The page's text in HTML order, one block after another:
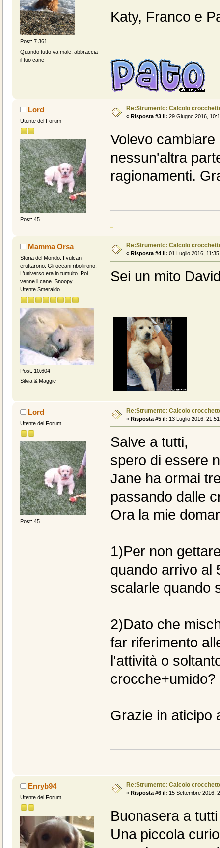
Post: 7.361
Quando tutto va male, abbraccia
il tuo cane
Katy, Franco e
Lord
Utente del Forum
Post: 45
Re:Strumento: Calcolo
« Risposta #3 il: 29 Giugno 2016,
Volevo
nessun'altra
ragionamenti.
Mamma Orsa
Storia del Mondo. I vulcani
eruttarono. Gli oceani ribollirono.
L’universo era in tumulto. Poi
venne il cane. Snoopy
Utente Smeraldo
Post: 10.604
Silvia & Maggie
Re:Strumento: Calcolo
« Risposta #4 il: 01 Luglio 2016,
Sei un mito
Lord
Utente del Forum
Post: 45
Re:Strumento: Calcolo
« Risposta #5 il: 13 Luglio 2016,
Salve a tutti,
spero di essere
Jane ha ormai
passando dalle
Ora la mie
1)Per non
quando arrivo al
scalarle quando
2)Dato che
far riferimento
l'attività o
crocche+umido?
Grazie in aticipo
Enryb94
Utente del Forum
Re:Strumento: Calcolo
« Risposta #6 il: 15 Settembre 2016,
Buonasera a
Una piccola